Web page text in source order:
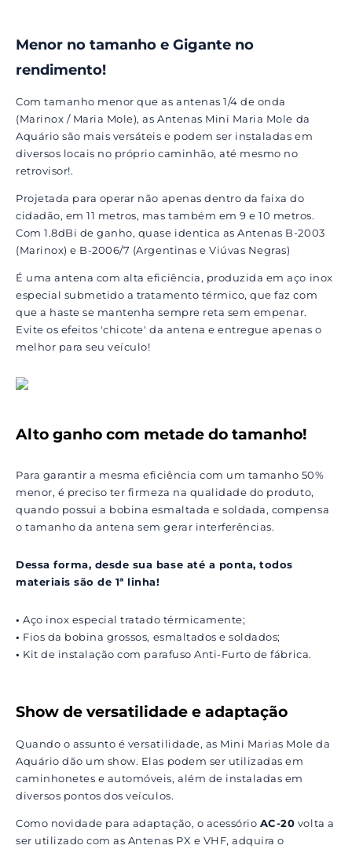
Menor no tamanho e Gigante no
rendimento!
Com tamanho menor que as antenas 1/4 de onda
(Marinox / Maria Mole), as Antenas Mini Maria Mole da
Aquário são mais versáteis e podem ser instaladas em
diversos locais no próprio caminhão, até mesmo no
retrovisor!.
Projetada para operar não apenas dentro da faixa do
cidadão, em 11 metros, mas também em 9 e 10 metros.
Com 1.8dBi de ganho, quase identica as Antenas B-2003
(Marinox) e B-2006/7 (Argentinas e Viúvas Negras)
É uma antena com alta eficiência, produzida em aço inox
especial submetido a tratamento térmico, que faz com
que a haste se mantenha sempre reta sem empenar.
Evite os efeitos 'chicote' da antena e entregue apenas o
melhor para seu veículo!
Alto ganho com metade do tamanho!
Para garantir a mesma eficiência com um tamanho 50%
menor, é preciso ter firmeza na qualidade do produto,
quando possui a bobina esmaltada e soldada, compensa
o tamanho da antena sem gerar interferências.
Dessa forma, desde sua base até a ponta, todos
materiais são de 1ª linha!
• Aço inox especial tratado térmicamente;
• Fios da bobina grossos, esmaltados e soldados;
• Kit de instalação com parafuso Anti-Furto de fábrica.
Show de versatilidade e adaptação
Quando o assunto é versatilidade, as Mini Marias Mole da
Aquário dão um show. Elas podem ser utilizadas em
caminhonetes e automóveis, além de instaladas em
diversos pontos dos veículos.
Como novidade para adaptação, o acessório AC-20 volta a
ser utilizado com as Antenas PX e VHF, adquira o